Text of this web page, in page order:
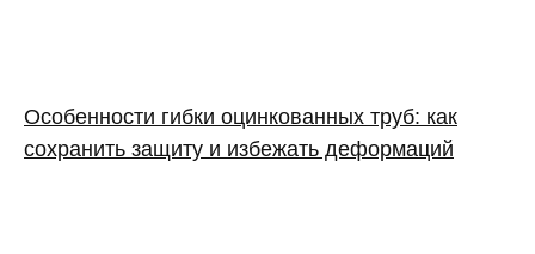
Особенности гибки оцинкованных труб: как
сохранить защиту и избежать деформаций